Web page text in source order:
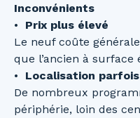
Inconvénients
Prix plus élevé
Le neuf coûte
que l’ancien à surface
Localisation
De nombreux
périphérie, loin des